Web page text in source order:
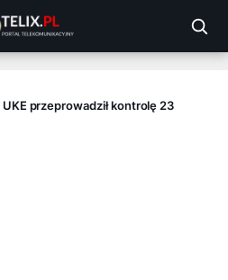
UKE przeprowadził kontrolę 23